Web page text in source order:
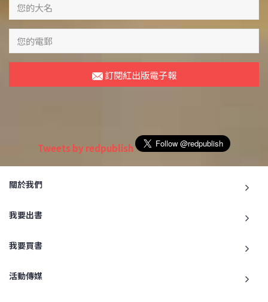
訂閱紅出版電子報
Tweets by redpublish
關於我們
我要出書
我要買書
活動傳媒